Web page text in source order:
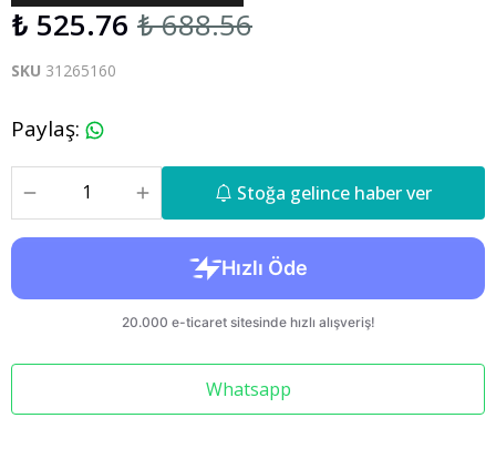
₺ 525.76 ₺ 688.56
SKU 31265160
Paylaş:
Stoğa gelince haber ver
Whatsapp